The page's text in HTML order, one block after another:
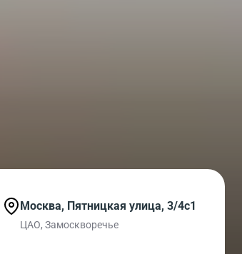
Москва, Пятницкая улица, 3/4с1
ЦАО, Замоскворечье